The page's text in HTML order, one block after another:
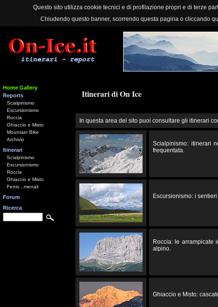
Questo sito utilizza cookie tecnici e di profilazione propri e di terze
Chiudendo questo banner, scorrendo questa pagina o cliccando
Home Gallery
Reports
Scialpinismo
Escursionismo
Roccia
Ghiaccio e Misto
Mountain Bike
Archivio
Itinerari
Scialpinismo
Escursionismo
Roccia
Ghiaccio e Misto
Fenio...menali
Forum
Ricerca
Itinerari di On Ice
In questa area del sito puoi consultare gli itinerari
Scialpinismo: itinerari
frequentata.
Escursionismo: i
Roccia: le arrampicate
alpino.
Ghiaccio e Misto: